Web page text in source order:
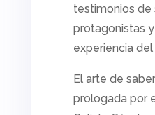
testimonios de
protagonistas
experiencia del
El arte de
prologada por